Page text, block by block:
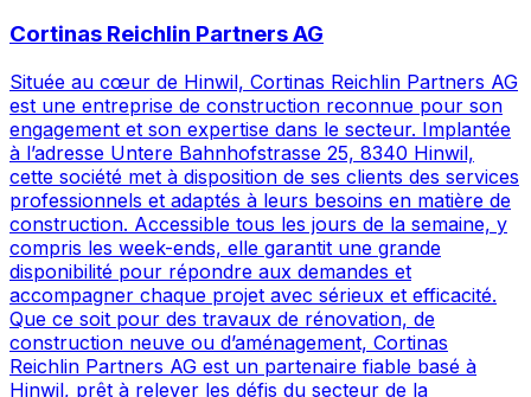
Cortinas Reichlin Partners AG
Située au cœur de Hinwil, Cortinas Reichlin Partners AG
est une entreprise de construction reconnue pour son
engagement et son expertise dans le secteur. Implantée
à l’adresse Untere Bahnhofstrasse 25, 8340 Hinwil,
cette société met à disposition de ses clients des services
professionnels et adaptés à leurs besoins en matière de
construction. Accessible tous les jours de la semaine, y
compris les week-ends, elle garantit une grande
disponibilité pour répondre aux demandes et
accompagner chaque projet avec sérieux et efficacité.
Que ce soit pour des travaux de rénovation, de
construction neuve ou d’aménagement, Cortinas
Reichlin Partners AG est un partenaire fiable basé à
Hinwil, prêt à relever les défis du secteur de la